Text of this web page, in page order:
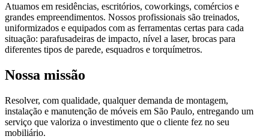
Atuamos em residências, escritórios, coworkings, comércios e
grandes empreendimentos. Nossos profissionais são treinados,
uniformizados e equipados com as ferramentas certas para cada
situação: parafusadeiras de impacto, nível a laser, brocas para
diferentes tipos de parede, esquadros e torquímetros.
Nossa missão
Resolver, com qualidade, qualquer demanda de montagem,
instalação e manutenção de móveis em São Paulo, entregando um
serviço que valoriza o investimento que o cliente fez no seu
mobiliário.